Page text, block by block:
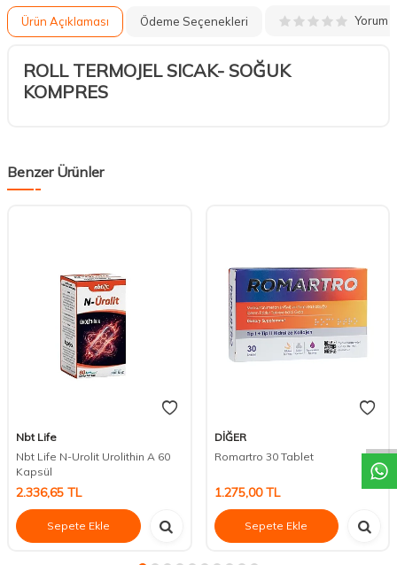
DESTEK
Ürün Açıklaması Ödeme Seçenekleri Yorum
ROLL TERMOJEL SICAK- SOĞUK
KOMPRES
Benzer Ürünler
Nbt Life
Nbt Life N-Urolit Urolithin A 60
Kapsül
2.336,65 TL
Sepete Ekle
DİĞER
Romartro 30 Tablet
1.275,00TL
Sepete Ekle